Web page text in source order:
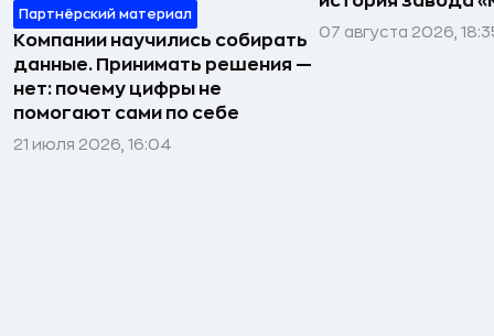
Партнёрский материал
Компании научились собирать
данные. Принимать решения —
нет: почему цифры не
помогают сами по себе
21 июля 2026, 16:04
07 августа 2026,